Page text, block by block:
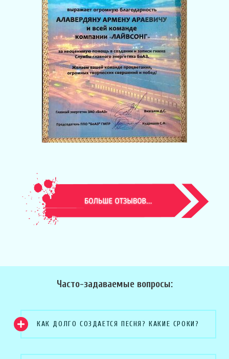
Часто-задаваемые вопросы:
КАК ДОЛГО СОЗДАЕТСЯ ПЕСНЯ? КАКИЕ СРОКИ?